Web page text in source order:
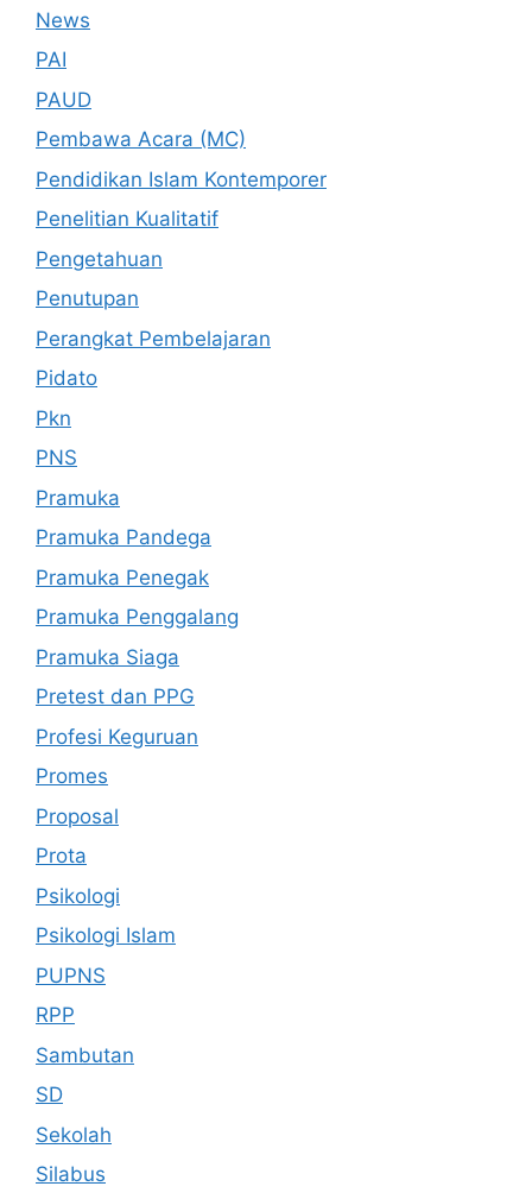
News
PAI
PAUD
Pembawa Acara (MC)
Pendidikan Islam Kontemporer
Penelitian Kualitatif
Pengetahuan
Penutupan
Perangkat Pembelajaran
Pidato
Pkn
PNS
Pramuka
Pramuka Pandega
Pramuka Penegak
Pramuka Penggalang
Pramuka Siaga
Pretest dan PPG
Profesi Keguruan
Promes
Proposal
Prota
Psikologi
Psikologi Islam
PUPNS
RPP
Sambutan
SD
Sekolah
Silabus